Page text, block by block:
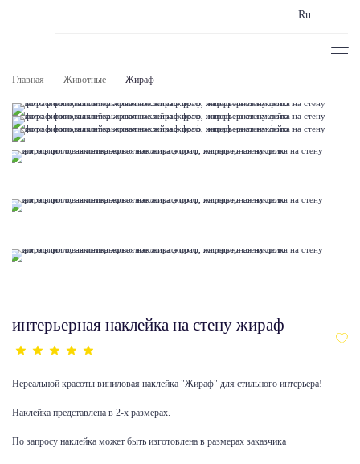
Ru
Главная Животные Жираф
интерьерная наклейка на стену жираф
Нереальной красоты виниловая наклейка "Жираф" для стильного интерьера!
Наклейка представлена в 2-х размерах.
По запросу наклейка может быть изготовлена в размерах заказчика